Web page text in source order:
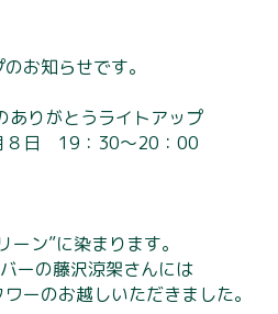
お知らせです。
ありがとうライトアップ
８日 19：30～20：00
ン”に染まります。
ーの藤沢涼架さんには
ーのお越しいただきました。